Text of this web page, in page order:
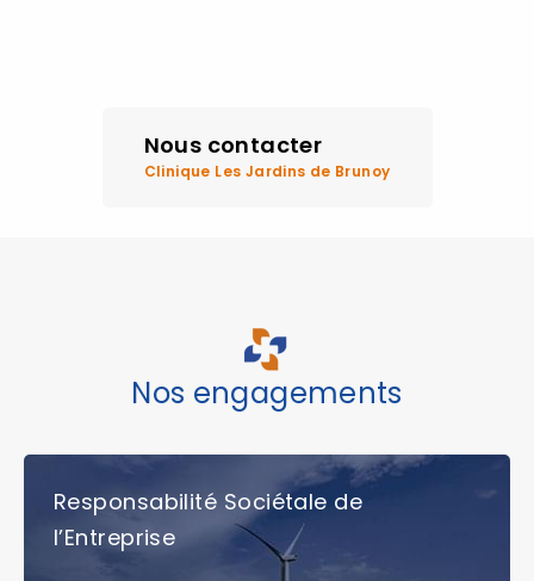
Nous contacter
Clinique Les Jardins de Brunoy
Nos engagements
Responsabilité Sociétale de
l’Entreprise